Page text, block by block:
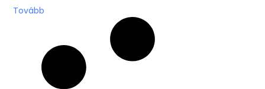
Tovább